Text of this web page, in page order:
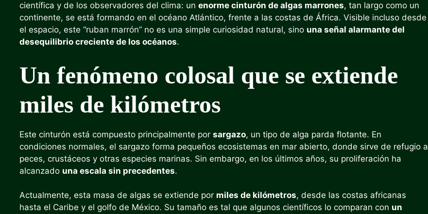
científica y de los observadores del clima: un enorme cinturón de algas marrones, tan largo como un
continente, se está formando en el océano Atlántico, frente a las costas de África. Visible incluso desde
el espacio, este “ruban marrón” no es una simple curiosidad natural, sino una señal alarmante del
desequilibrio creciente de los océanos.
Un fenómeno colosal que se extiende
miles de kilómetros
Este cinturón está compuesto principalmente por sargazo, un tipo de alga parda flotante. En
condiciones normales, el sargazo forma pequeños ecosistemas en mar abierto, donde sirve de refugio a
peces, crustáceos y otras especies marinas. Sin embargo, en los últimos años, su proliferación ha
alcanzado una escala sin precedentes.
Actualmente, esta masa de algas se extiende por miles de kilómetros, desde las costas africanas
hasta el Caribe y el golfo de México. Su tamaño es tal que algunos científicos lo comparan con un